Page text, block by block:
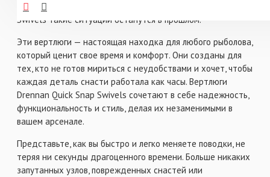
вертлюгами с застежкой и конусом Drennan Quick Snap
Swivels такие ситуации останутся в прошлом.
Эти вертлюги — настоящая находка для любого рыболова,
который ценит свое время и комфорт. Они созданы для
тех, кто не готов мириться с неудобствами и хочет, чтобы
каждая деталь снасти работала как часы. Вертлюги
Drennan Quick Snap Swivels сочетают в себе надежность,
функциональность и стиль, делая их незаменимыми в
вашем арсенале.
Представьте, как вы быстро и легко меняете поводки, не
теряя ни секунды драгоценного времени. Больше никаких
запутанных узлов, поврежденных снастей или